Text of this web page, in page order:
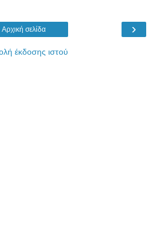
›
Αρχική σελίδα
έκδοσης ιστού